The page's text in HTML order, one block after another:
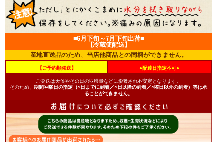
■6月下旬～7月下旬出荷■
【冷蔵便配送】
産地直送品のため、当店他商品との同梱ができません。
【ご予約順発送】 ●配達日指定不可●
ご発送は天候やその日の収穫量などに影響され不安定となります。
そのため、 期間や曜日の指定（○日までに到着／○日以降の到着／○曜日以外の到着）等は承
ることができません。